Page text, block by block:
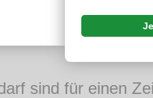
sind für einen